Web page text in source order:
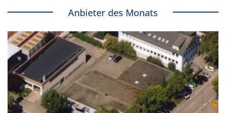
Anbieter des Monats